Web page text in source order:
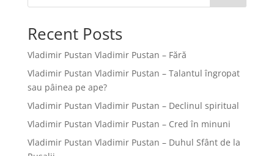
Recent Posts
Vladimir Pustan Vladimir Pustan – Fără
Vladimir Pustan Vladimir Pustan – Talantul îngropat
sau pâinea pe ape?
Vladimir Pustan Vladimir Pustan – Declinul spiritual
Vladimir Pustan Vladimir Pustan – Cred în minuni
Vladimir Pustan Vladimir Pustan – Duhul Sfânt de la